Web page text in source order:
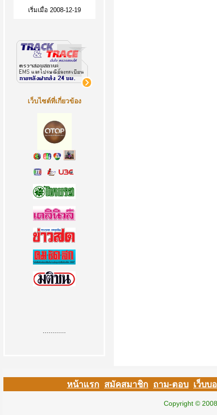
เริ่มเมื่อ 2008-12-19
เว็บไซต์ที่เกี่ยวข้อง
หน้าแรก สมัคสมาชิก ถาม-ตอบ เว็บบ
Copyright ©